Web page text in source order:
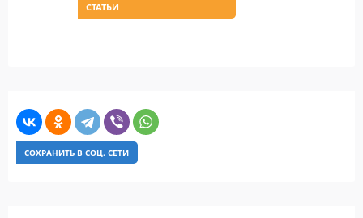
СТАТЬИ
СОХРАНИТЬ В СОЦ. СЕТИ